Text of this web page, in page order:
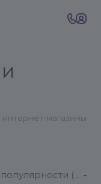
интернет-магазины
По популярности (возрастание)